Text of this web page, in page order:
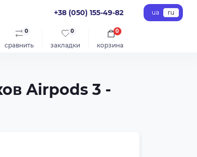
+38 (050) 155-49-82 ua ru
сравнить
0
закладки
0
корзина
0
Airpods 3 -